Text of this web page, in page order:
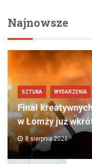
Najnowsze
SZTUKA WYDARZENIA
Finał
w Łomży już
8 sierpnia 2026